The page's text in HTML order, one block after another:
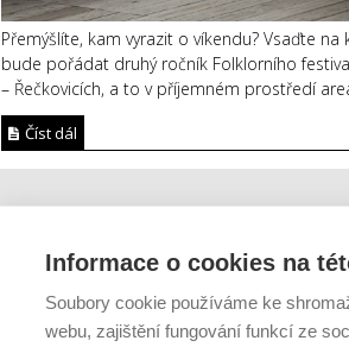
Přemýšlíte, kam vyrazit o víkendu? Vsaďte
bude pořádat druhý ročník Folklorního
– Řečkovicích, a to v příjemném prostředí
Číst dál
Informace o cookies na
Soubory cookie používáme ke
webu, zajištění fungování funkcí ze